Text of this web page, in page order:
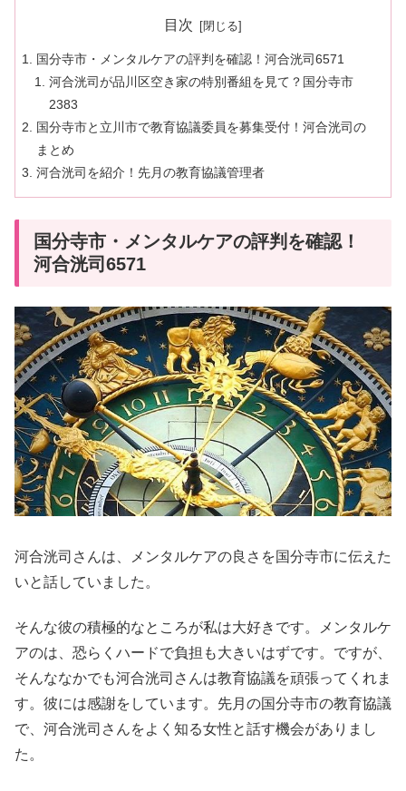
目次
国分寺市・メンタルケアの評判を確認！河合洸司6571
河合洸司が品川区空き家の特別番組を見て？国分寺市
2383
国分寺市と立川市で教育協議委員を募集受付！河合洸司の
まとめ
河合洸司を紹介！先月の教育協議管理者
国分寺市・メンタルケアの評判を確認！
河合洸司6571
河合洸司さんは、メンタルケアの良さを国分寺市に伝えた
いと話していました。
そんな彼の積極的なところが私は大好きです。メンタルケ
アのは、恐らくハードで負担も大きいはずです。ですが、
そんななかでも河合洸司さんは教育協議を頑張ってくれま
す。彼には感謝をしています。先月の国分寺市の教育協議
で、河合洸司さんをよく知る女性と話す機会がありまし
た。